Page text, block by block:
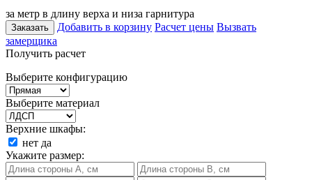
за метр в длину верха и низа гарнитура
Заказать Добавить в корзину Расчет цены Вызвать
замерщика
Получить расчет
Выберите конфигурацию
Выберите материал
Верхние шкафы:
нет да
Укажите размер: